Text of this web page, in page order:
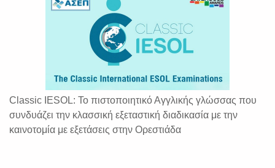
Classic IESOL: Το πιστοποιητικό Αγγλικής γλώσσας που
συνδυάζει την κλασσική εξεταστική διαδικασία με την
καινοτομία με εξετάσεις στην Ορεστιάδα